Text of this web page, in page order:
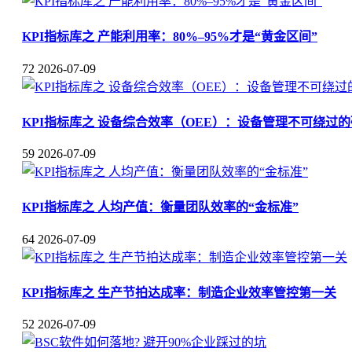
KPI指标库之 产能利用率：80%–95%才是“黄金区间”
72 2026-07-09
KPI指标库之 设备综合效率（OEE）：设备管理不可绕过
59 2026-07-09
KPI指标库之 人均产值：衡量团队效率的“金标准”
64 2026-07-09
KPI指标库之 生产节拍达成率：制造企业效率管控第一关
52 2026-07-09